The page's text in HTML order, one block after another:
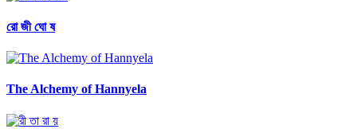
রো জী ঘো ষ
The Alchemy of Hannyela